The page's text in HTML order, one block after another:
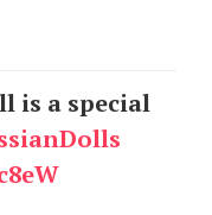
is a special